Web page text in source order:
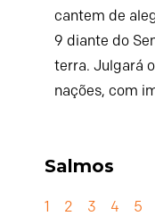
cantem de
9 diante do
terra. Julgará
nações, com
Salmos
1 2 3 4 5